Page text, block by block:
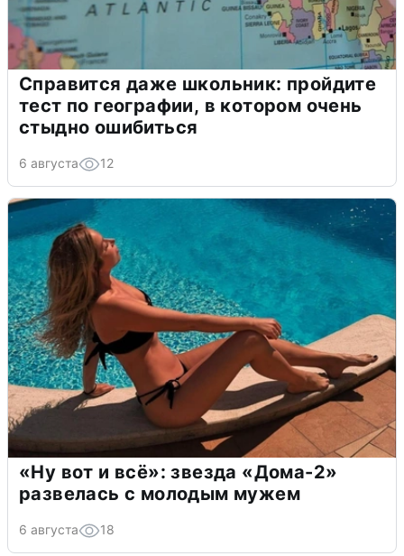
Справится даже школьник: пройдите
тест по географии, в котором очень
стыдно ошибиться
6 августа 12
«Ну вот и всё»: звезда «Дома-2»
развелась с молодым мужем
6 августа 18